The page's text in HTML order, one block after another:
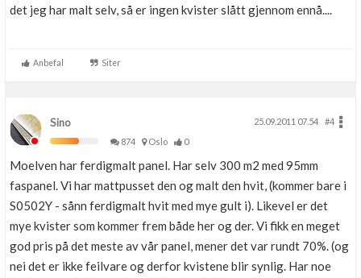
det jeg har malt selv, så er ingen kvister slått gjennom ennå....
Anbefal Siter
Sino 25.09.2011 07.54
#4
874
Oslo 0
Moelven har ferdigmalt panel. Har selv 300 m2 med 95mm
faspanel. Vi har mattpusset den og malt den hvit, (kommer bare i
S0502Y - sånn ferdigmalt hvit med mye gult i). Likevel er det
mye kvister som kommer frem både her og der. Vi fikk en meget
god pris på det meste av vår panel, mener det var rundt 70%. (og
nei det er ikke feilvare og derfor kvistene blir synlig. Har noe